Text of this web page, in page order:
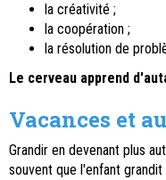
la créativité ;
la coopération ;
la résolution de
Le cerveau apprend
Vacances et
Grandir en devenant plus
souvent que l'enfant